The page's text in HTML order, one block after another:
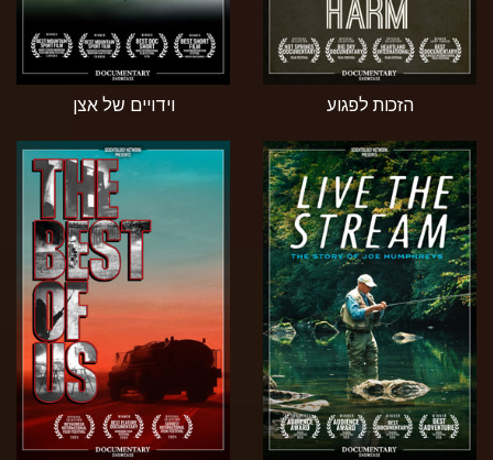
הזכות לפגוע וידויים של אצן